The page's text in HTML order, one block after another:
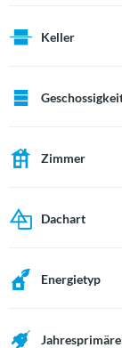
Keller
Zimmer
Dachart
Energietyp